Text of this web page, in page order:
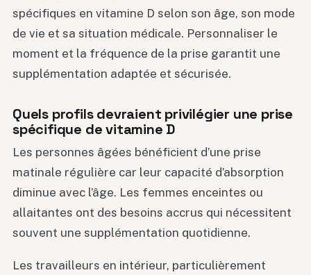
spécifiques en vitamine D selon son âge, son mode
de vie et sa situation médicale. Personnaliser le
moment et la fréquence de la prise garantit une
supplémentation adaptée et sécurisée.
Quels profils devraient privilégier une prise
spécifique de vitamine D
Les personnes âgées bénéficient d’une prise
matinale régulière car leur capacité d’absorption
diminue avec l’âge. Les femmes enceintes ou
allaitantes ont des besoins accrus qui nécessitent
souvent une supplémentation quotidienne.
Les travailleurs en intérieur, particulièrement